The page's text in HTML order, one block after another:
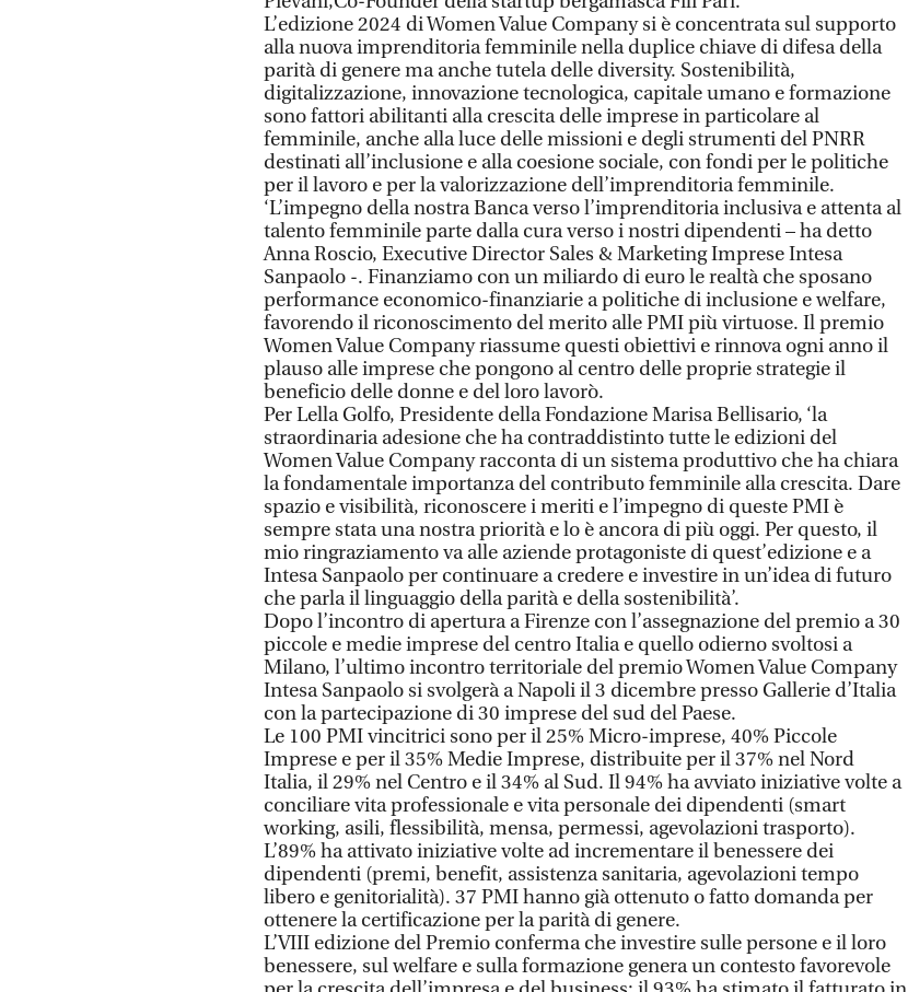
L’edizione 2024 di Women Value Company si è concentrata sul supporto
alla nuova imprenditoria femminile nella duplice chiave di difesa della
parità di genere ma anche tutela delle diversity. Sostenibilità,
digitalizzazione, innovazione tecnologica, capitale umano e formazione
sono fattori abilitanti alla crescita delle imprese in particolare al
femminile, anche alla luce delle missioni e degli strumenti del PNRR
destinati all’inclusione e alla coesione sociale, con fondi per le politiche
per il lavoro e per la valorizzazione dell’imprenditoria femminile.
‘L’impegno della nostra Banca verso l’imprenditoria inclusiva e attenta al
talento femminile parte dalla cura verso i nostri dipendenti – ha detto
Anna Roscio, Executive Director Sales & Marketing Imprese Intesa
Sanpaolo -. Finanziamo con un miliardo di euro le realtà che sposano
performance economico-finanziarie a politiche di inclusione e welfare,
favorendo il riconoscimento del merito alle PMI più virtuose. Il premio
Women Value Company riassume questi obiettivi e rinnova ogni anno il
plauso alle imprese che pongono al centro delle proprie strategie il
beneficio delle donne e del loro lavorò.
Per Lella Golfo, Presidente della Fondazione Marisa Bellisario, ‘la
straordinaria adesione che ha contraddistinto tutte le edizioni del
Women Value Company racconta di un sistema produttivo che ha chiara
la fondamentale importanza del contributo femminile alla crescita. Dare
spazio e visibilità, riconoscere i meriti e l’impegno di queste PMI è
sempre stata una nostra priorità e lo è ancora di più oggi. Per questo, il
mio ringraziamento va alle aziende protagoniste di quest’edizione e a
Intesa Sanpaolo per continuare a credere e investire in un’idea di futuro
che parla il linguaggio della parità e della sostenibilità’.
Dopo l’incontro di apertura a Firenze con l’assegnazione del premio a 30
piccole e medie imprese del centro Italia e quello odierno svoltosi a
Milano, l’ultimo incontro territoriale del premio Women Value Company
Intesa Sanpaolo si svolgerà a Napoli il 3 dicembre presso Gallerie d’Italia
con la partecipazione di 30 imprese del sud del Paese.
Le 100 PMI vincitrici sono per il 25% Micro-imprese, 40% Piccole
Imprese e per il 35% Medie Imprese, distribuite per il 37% nel Nord
Italia, il 29% nel Centro e il 34% al Sud. Il 94% ha avviato iniziative volte a
conciliare vita professionale e vita personale dei dipendenti (smart
working, asili, flessibilità, mensa, permessi, agevolazioni trasporto).
L’89% ha attivato iniziative volte ad incrementare il benessere dei
dipendenti (premi, benefit, assistenza sanitaria, agevolazioni tempo
libero e genitorialità). 37 PMI hanno già ottenuto o fatto domanda per
ottenere la certificazione per la parità di genere.
L’VIII edizione del Premio conferma che investire sulle persone e il loro
benessere, sul welfare e sulla formazione genera un contesto favorevole